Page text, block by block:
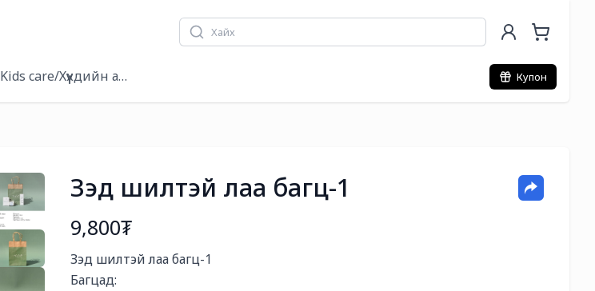
Kids care/Хүүхдийн арчилгаа Купон
Зэд шилтэй лаа багц-1
9,800₮
Зэд шилтэй лаа багц-1
Багцад: